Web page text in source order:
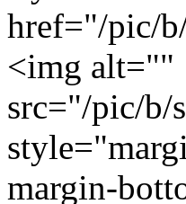
href="/pic/
<img alt=""
src="/pic/b/
margin-